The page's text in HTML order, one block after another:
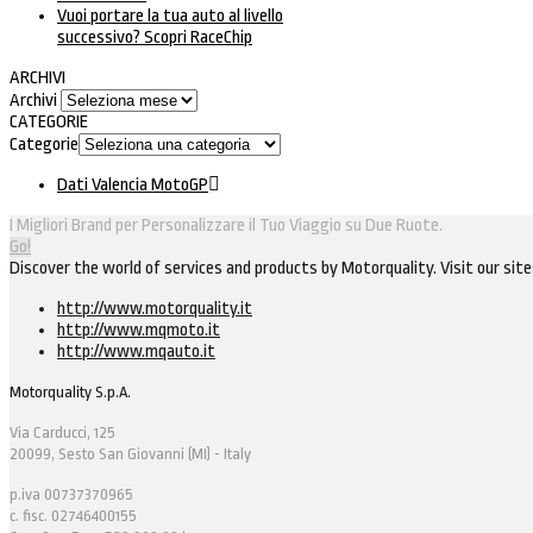
Vuoi portare la tua auto al livello
successivo? Scopri RaceChip
ARCHIVI
Archivi
CATEGORIE
Categorie
Dati Valencia MotoGP
I Migliori Brand per Personalizzare il Tuo Viaggio su Due Ruote.
Go!
Discover the world of services and products by Motorquality. Visit our
http://www.motorquality.it
http://www.mqmoto.it
http://www.mqauto.it
Motorquality S.p.A.
Via Carducci, 125
20099, Sesto San Giovanni (MI) - Italy
p.iva 00737370965
c. fisc. 02746400155